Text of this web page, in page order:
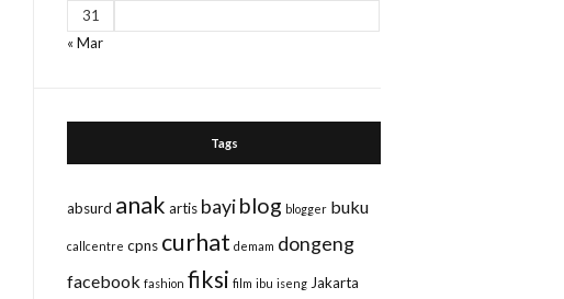
31
« Mar
Tags
absurd anak artis bayiblog blogger buku
callcentre cpns curhat demam dongeng
facebook fashion fiksi film ibu iseng Jakarta